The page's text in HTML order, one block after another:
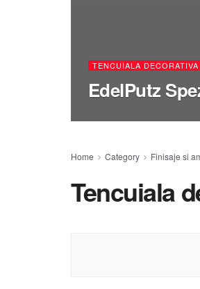
TENCUIALA
EdelPutz
Home Category Finisaje si
Tencuiala